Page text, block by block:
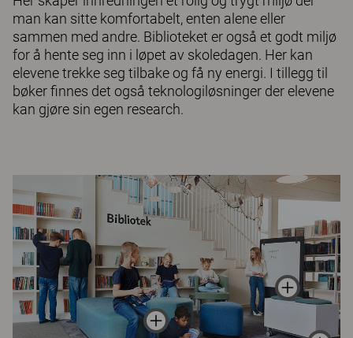
man kan sitte komfortabelt, enten alene eller
sammen med andre. Biblioteket er også et godt miljø
for å hente seg inn i løpet av skoledagen. Her kan
elevene trekke seg tilbake og få ny energi. I tillegg til
bøker finnes det også teknologiløsninger der elevene
kan gjøre sin egen research.